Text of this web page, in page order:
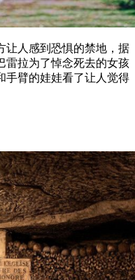
人感到恐惧的禁地，据
雷拉为了悼念死去的女孩
手臂的娃娃看了让人觉得